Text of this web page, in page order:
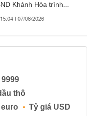
Khánh Hòa trình...
15:04 | 07/08/2026
thô
Tỷ giá USD